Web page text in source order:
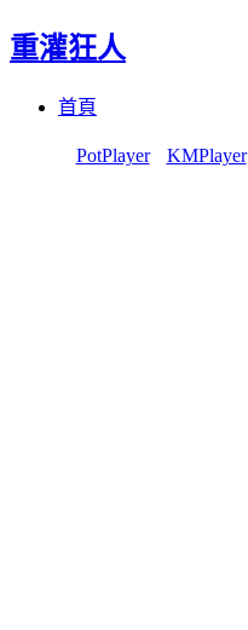
重灌狂人
首頁
PotPlayer KMPlayer